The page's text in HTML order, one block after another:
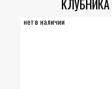
нет в наличии